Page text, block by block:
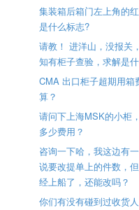
集装箱后箱门左上角的
是什么标志?
请教！ 进洋山，没报关
知有柜子查验，求解是
CMA 出口柜子超期用箱
算？
请问下上海MSK的小柜
多少费用？
咨询一下哈，我这边有
说要改提单上的件数，
经上船了，还能改吗？
你们有没有碰到过收货